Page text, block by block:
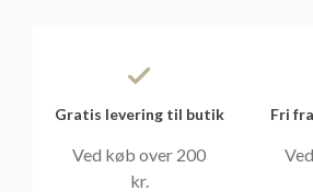
Gratis levering til butik
Ved køb over 200
kr.
Fri